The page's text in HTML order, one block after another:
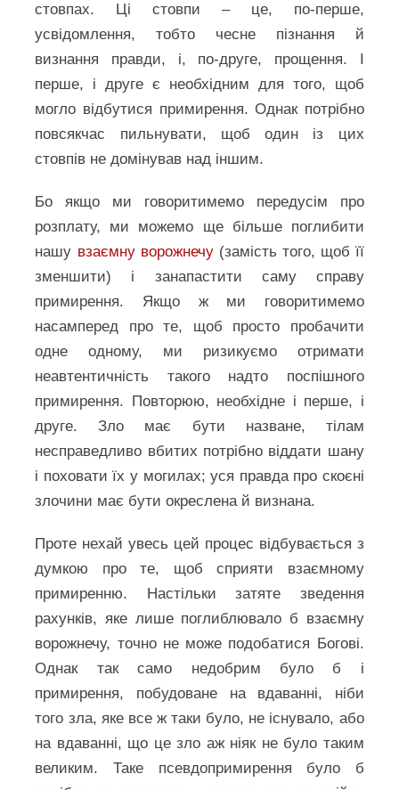
стовпах. Ці стовпи – це, по-перше,
усвідомлення, тобто чесне пізнання й
визнання правди, і, по-друге, прощення. І
перше, і друге є необхідним для того, щоб
могло відбутися примирення. Однак потрібно
повсякчас пильнувати, щоб один із цих
стовпів не домінував над іншим.
Бо якщо ми говоритимемо передусім про
розплату, ми можемо ще більше поглибити
нашу взаємну ворожнечу(замість того, щоб її
зменшити) і занапастити саму справу
примирення. Якщо ж ми говоритимемо
насамперед про те, щоб просто пробачити
одне одному, ми ризикуємо отримати
неавтентичність такого надто поспішного
примирення. Повторюю, необхідне і перше, і
друге. Зло має бути назване, тілам
несправедливо вбитих потрібно віддати шану
і поховати їх у могилах; уся правда про скоєні
злочини має бути окреслена й визнана.
Проте нехай увесь цей процес відбувається з
думкою про те, щоб сприяти взаємному
примиренню. Настільки затяте зведення
рахунків, яке лише поглиблювало б взаємну
ворожнечу, точно не може подобатися Богові.
Однак так само недобрим було б і
примирення, побудоване на вдаванні, ніби
того зла, яке все ж таки було, не існувало, або
на вдаванні, що це зло аж ніяк не було таким
великим. Таке псевдопримирення було б